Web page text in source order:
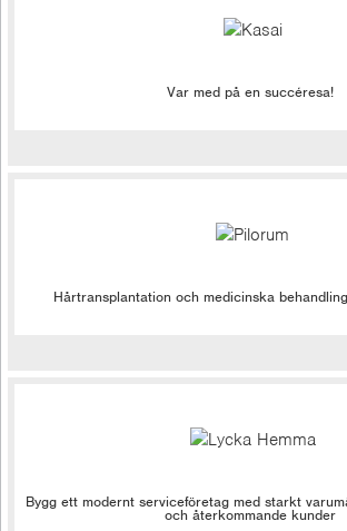
Var med på en succéresa!
Hårtransplantation och medicinska
Bygg ett modernt serviceföretag med starkt
och återkommande kunder